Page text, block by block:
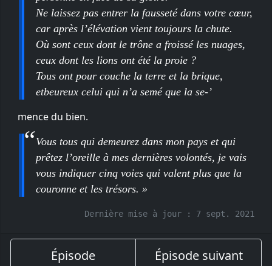
Ne laissez pas entrer la fausseté dans votre cœur,
car après l’élévation vient toujours la chute.
Où sont ceux dont le trône a froissé les nuages,
ceux dont les lions ont été la proie ?
Tous ont pour couche la terre et la brique,
etbeureux celui qui n’a semé que la se-’
mence du bien.
Vous tous qui demeurez dans mon pays et qui
prêtez l’oreille à mes dernières volontés, je vais
vous indiquer cinq voies qui valent plus que la
couronne et les trésors. »
Dernière mise à jour : 7 sept. 2021
Épisode
Épisode suivant